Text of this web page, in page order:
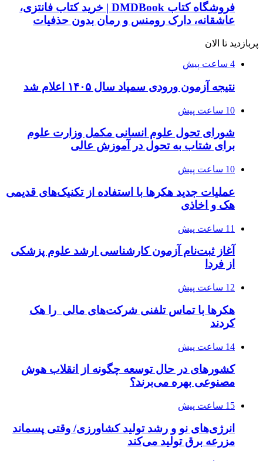
فروشگاه کتاب DMDBook | خرید کتاب فانتزی،
عاشقانه، دارک رومنس و رمان بدون حذفیات
پربازدید تا الان
4 ساعت پیش
نتیجه آزمون ورودی سمپاد سال ۱۴۰۵ اعلام شد
10 ساعت پیش
شورای تحول علوم انسانی مکمل وزارت علوم
برای شتاب به تحول در آموزش عالی
10 ساعت پیش
عملیات جدید هکرها با استفاده از تکنیک‌های قدیمی
هک و اخاذی
11 ساعت پیش
آغاز ثبت‌نام‌ آزمون کارشناسی ارشد علوم پزشکی
از فردا
12 ساعت پیش
هکرها با تماس تلفنی شرکت‌های مالی را هک
کردند
14 ساعت پیش
کشورهای در حال توسعه چگونه از انقلاب هوش
مصنوعی بهره می‌برند؟
15 ساعت پیش
انرژی‌های نو و رشد تولید کشاورزی/ وقتی پسماند
مزرعه‌ برق تولید می‌کند